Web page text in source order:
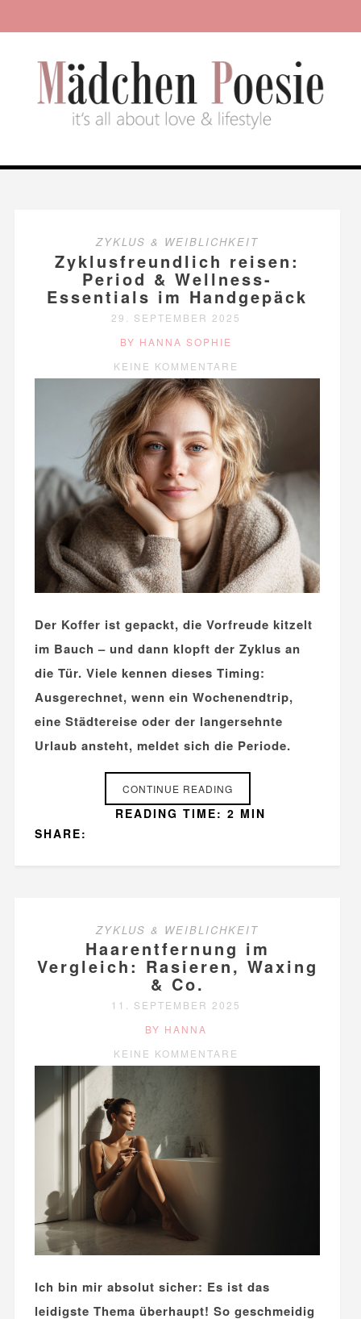
ZYKLUS & WEIBLICHKEIT
Zyklusfreundlich reisen:
Period & Wellness-
Essentials im Handgepäck
29. SEPTEMBER 2025
BY HANNA SOPHIE
KEINE KOMMENTARE
Der Koffer ist gepackt, die Vorfreude kitzelt
im Bauch – und dann klopft der Zyklus an
die Tür. Viele kennen dieses Timing:
Ausgerechnet, wenn ein Wochenendtrip,
eine Städtereise oder der langersehnte
Urlaub ansteht, meldet sich die Periode.
CONTINUE READING
SHARE:
READING TIME: 2 MIN
ZYKLUS & WEIBLICHKEIT
Haarentfernung im
Vergleich: Rasieren, Waxing
& Co.
11. SEPTEMBER 2025
BY HANNA
KEINE KOMMENTARE
Ich bin mir absolut sicher: Es ist das
leidigste Thema überhaupt! So geschmeidig